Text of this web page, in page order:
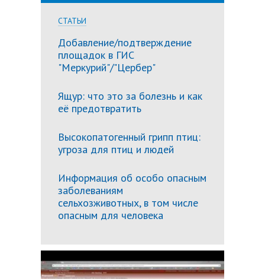
СТАТЬИ
Добавление/подтверждение
площадок в ГИС
"Меркурий"/"Цербер"
Ящур: что это за болезнь и как
её предотвратить
Высокопатогенный грипп птиц:
угроза для птиц и людей
Информация об особо опасным
заболеваниям
сельхозживотных, в том числе
опасным для человека